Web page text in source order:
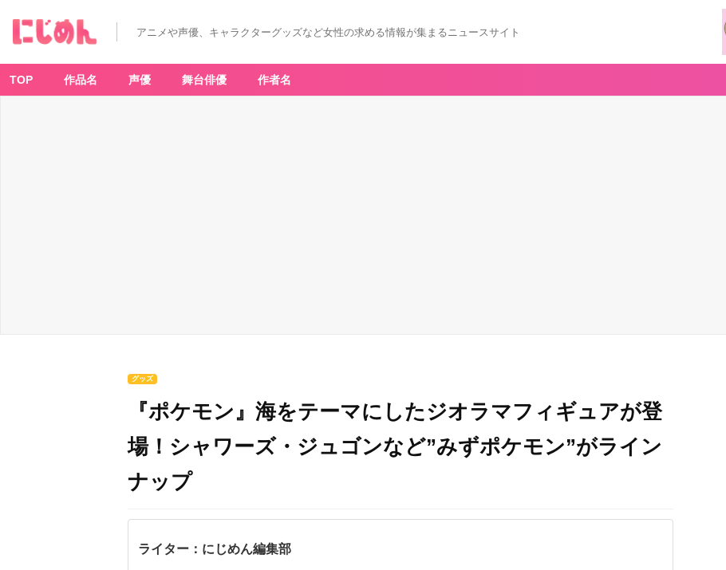
アニメや声優、キャラクターグッズなど女性の求める情報が集まるニュースサイト
TOP 作品名 声優 舞台俳優 作者名
グッズ
『ポケモン』海をテーマにしたジオラマフィギュアが登
場！シャワーズ・ジュゴンなど”みずポケモン”がライン
ナップ
ライター：にじめん編集部